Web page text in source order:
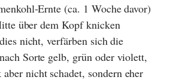
Ernte (ca. 1 Woche davor)
über dem Kopf knicken
nicht, verfärben sich die
Sorte gelb, grün oder violett,
nicht schadet, sondern eher